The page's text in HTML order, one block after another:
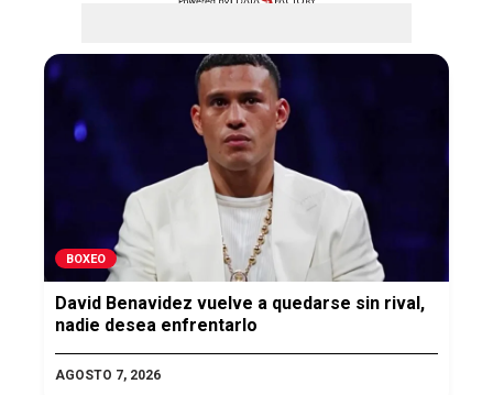
BOXEO
David Benavidez vuelve a quedarse sin rival,
nadie desea enfrentarlo
AGOSTO 7, 2026